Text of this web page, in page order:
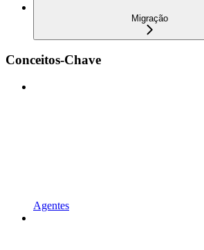
Migração
Conceitos-Chave
Agentes